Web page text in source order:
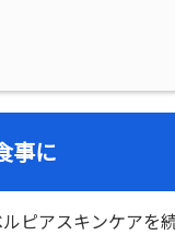
事に
ピアスキンケアを